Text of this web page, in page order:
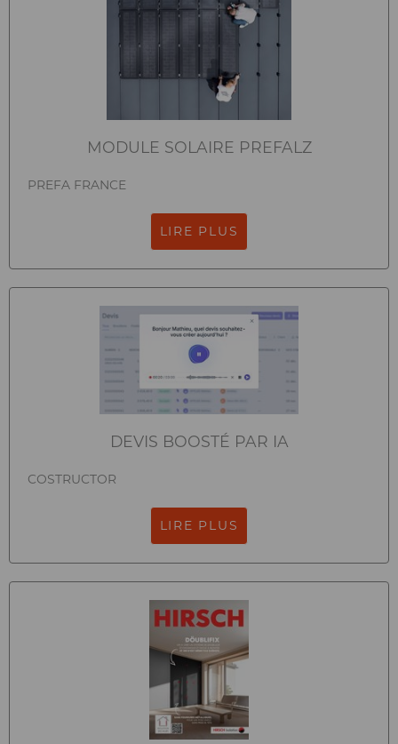
MODULE SOLAIRE PREFALZ
PREFA FRANCE
LIRE PLUS
DEVIS BOOSTÉ PAR IA
COSTRUCTOR
LIRE PLUS